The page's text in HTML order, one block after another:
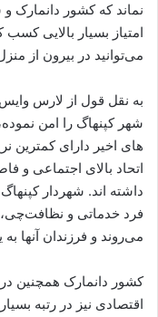
نماند که کشور
امتیاز بسیار بالایی
می‌توانید در بیرون از
به نقل قول از لارس
شهر کپنهاگ را امن
های اخیر دارای کمترین
اتحاد بالای اجتماعی و
داشته اند. شهردار
فرد خدماتی و نظافت‌چی،
می‌روند و فرزندان آنها
کشور دانمارک همچنین
اقتصادی نیز در رتبه